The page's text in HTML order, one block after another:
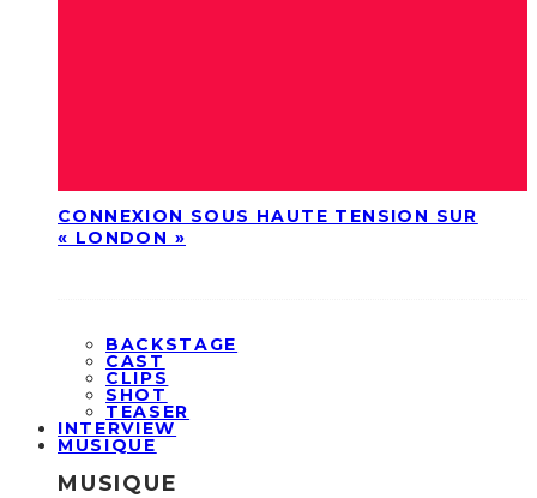
CONNEXION SOUS HAUTE TENSION SUR
« LONDON »
BACKSTAGE
CAST
CLIPS
SHOT
TEASER
INTERVIEW
MUSIQUE
MUSIQUE